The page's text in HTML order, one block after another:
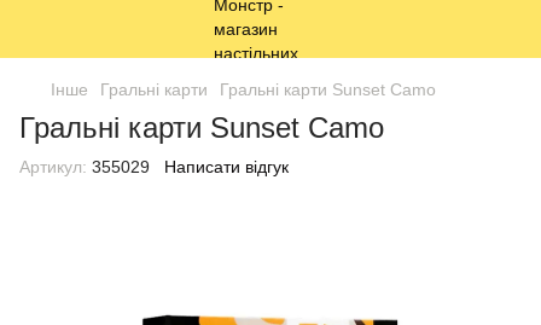
Інше Гральні карти Гральні карти Sunset Camo
Гральні карти Sunset Camo
Артикул: 355029 Написати відгук